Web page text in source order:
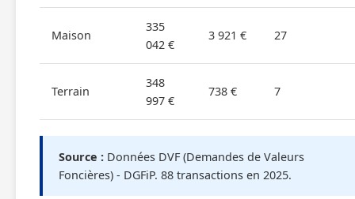
Maison
335
042 €
3 921 € 27
Terrain
348
997 €
738 € 7
Source : Données DVF (Demandes de Valeurs
Foncières) - DGFiP. 88 transactions en 2025.